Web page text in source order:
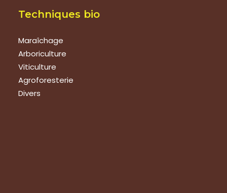
Techniques bio
Maraîchage
Arboriculture
Viticulture
Agroforesterie
Divers